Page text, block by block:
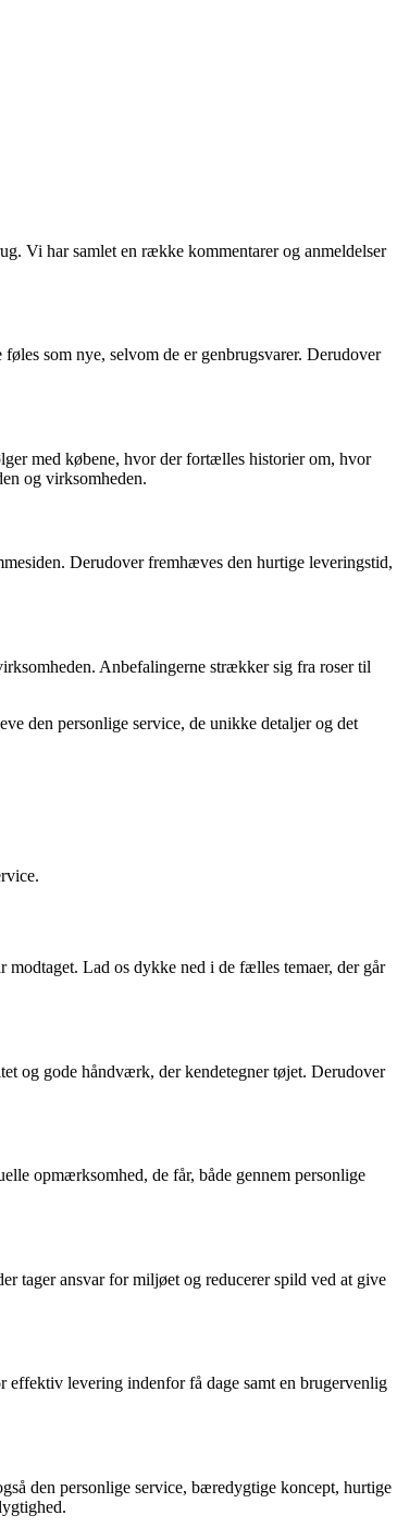
Vi har samlet en række kommentarer og anmeldelser
som nye, selvom de er genbrugsvarer. Derudover
med købene, hvor der fortælles historier om, hvor
og virksomheden.
Derudover fremhæves den hurtige leveringstid,
Anbefalingerne strækker sig fra roser til
den personlige service, de unikke detaljer og det
Lad os dykke ned i de fælles temaer, der går
og gode håndværk, der kendetegner tøjet. Derudover
opmærksomhed, de får, både gennem personlige
tager ansvar for miljøet og reducerer spild ved at give
levering indenfor få dage samt en brugervenlig
den personlige service, bæredygtige koncept, hurtige